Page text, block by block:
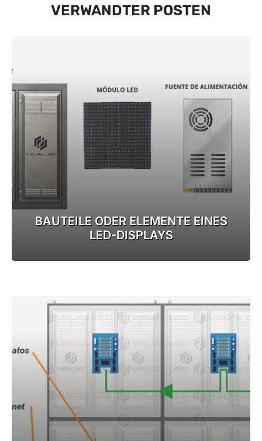
VERWANDTER POSTEN
BAUTEILE ODER ELEMENTE EINES
LED-DISPLAYS